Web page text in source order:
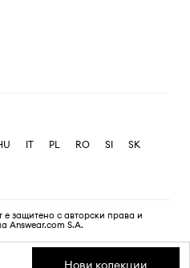
IT PL RO SI
SK
защитено с авторски права и
Answear.com S.A.
Нови колекции